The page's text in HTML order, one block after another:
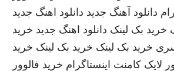
دانلود آهنگ جدید دانلود اهنگ جدید
خرید بک لینک دانلود اهنگ جدید خرید
خرید بک لینک خرید بک لینک خرید
لایک کامنت اینستاگرام خرید فالوور